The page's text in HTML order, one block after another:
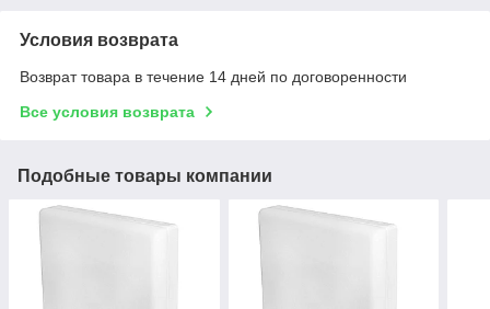
Условия возврата
Возврат товара в течение 14 дней по договоренности
Все условия возврата
Подобные товары компании